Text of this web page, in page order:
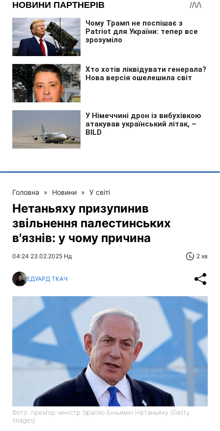
Головна » Новини » У світі
Нетаньяху призупинив
звільнення палестинських
в'язнів: у чому причина
04:24 23.02.2025 Нд 2 хв
ЕДУАРД ТКАЧ
Фото: прем'єр-міністр Ізраїлю Біньямін Нетаньяху (Getty
Images)